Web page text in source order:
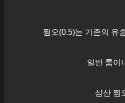
쩜오(0.5)는 기존의 유
일반 룸이
삼산 쩜